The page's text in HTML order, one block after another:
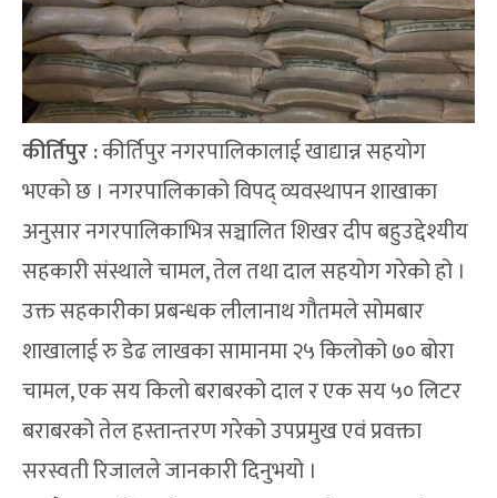
कीर्तिपुर:कीर्तिपुर नगरपालिकालाई खाद्यान्न सहयोग
भएको छ । नगरपालिकाको विपद् व्यवस्थापन शाखाका
अनुसार नगरपालिकाभित्र सञ्चालित शिखर दीप बहुउद्देश्यीय
सहकारी संस्थाले चामल, तेल तथा दाल सहयोग गरेको हो ।
उक्त सहकारीका प्रबन्धक लीलानाथ गौतमले सोमबार
शाखालाई रु डेढ लाखका सामानमा २५ किलोको ७० बोरा
चामल, एक सय किलो बराबरको दाल र एक सय ५० लिटर
बराबरको तेल हस्तान्तरण गरेको उपप्रमुख एवं प्रवक्ता
सरस्वती रिजालले जानकारी दिनुभयो ।